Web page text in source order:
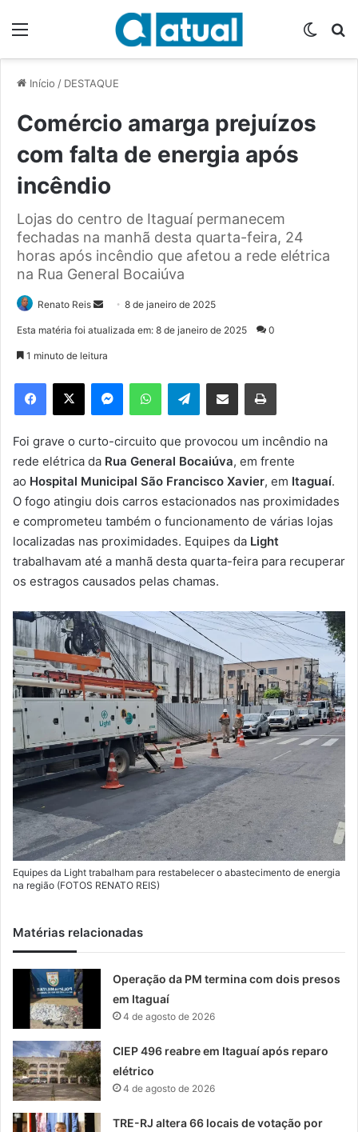
Início / DESTAQUE
Comércio amarga prejuízos
com falta de energia após
incêndio
Lojas do centro de Itaguaí permanecem
fechadas na manhã desta quarta-feira, 24
horas após incêndio que afetou a rede elétrica
na Rua General Bocaiúva
Renato Reis
d
e
u
m
e
-
m
a
8 de janeiro de 2025
Esta matéria foi atualizada em: 8 de janeiro de 2025 0
1 minuto de leitura
Telegram
Foi grave o curto-circuito que provocou um incêndio na
rede elétrica da Rua General Bocaiúva, em frente
ao Hospital Municipal São Francisco Xavier, em Itaguaí.
O fogo atingiu dois carros estacionados nas proximidades
e comprometeu também o funcionamento de várias lojas
localizadas nas proximidades. Equipes da Light
trabalhavam até a manhã desta quarta-feira para recuperar
os estragos causados pelas chamas.
Equipes da Light trabalham para restabelecer o abastecimento de energia
na região (FOTOS RENATO REIS)
Matérias relacionadas
Operação da PM termina com dois presos
em Itaguaí
4 de agosto de 2026
CIEP 496 reabre em Itaguaí após reparo
elétrico
4 de agosto de 2026
TRE-RJ altera 66 locais de votação por